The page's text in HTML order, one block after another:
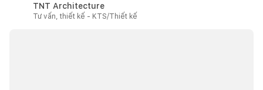
TNT Architecture
Tư vấn, thiết kế - KTS/Thiết kế